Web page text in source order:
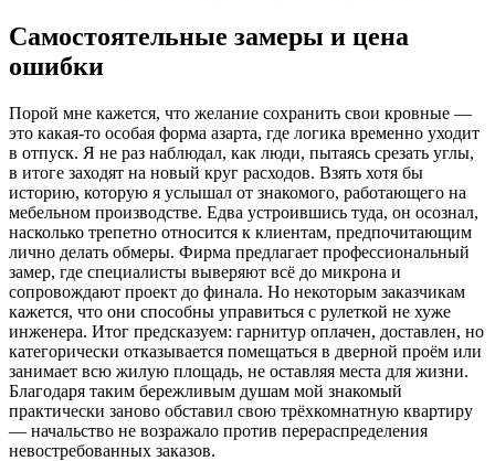
Самостоятельные замеры и цена
ошибки
Порой мне кажется, что желание сохранить свои кровные —
это какая-то особая форма азарта, где логика временно уходит
в отпуск. Я не раз наблюдал, как люди, пытаясь срезать углы,
в итоге заходят на новый круг расходов. Взять хотя бы
историю, которую я услышал от знакомого, работающего на
мебельном производстве. Едва устроившись туда, он осознал,
насколько трепетно относится к клиентам, предпочитающим
лично делать обмеры. Фирма предлагает профессиональный
замер, где специалисты выверяют всё до микрона и
сопровождают проект до финала. Но некоторым заказчикам
кажется, что они способны управиться с рулеткой не хуже
инженера. Итог предсказуем: гарнитур оплачен, доставлен, но
категорически отказывается помещаться в дверной проём или
занимает всю жилую площадь, не оставляя места для жизни.
Благодаря таким бережливым душам мой знакомый
практически заново обставил свою трёхкомнатную квартиру
— начальство не возражало против перераспределения
невостребованных заказов.